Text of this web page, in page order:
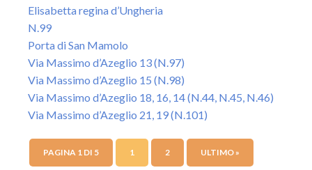
Elisabetta regina d’Ungheria
N.99
Porta di San Mamolo
Via Massimo d’Azeglio 13 (N.97)
Via Massimo d’Azeglio 15 (N.98)
Via Massimo d’Azeglio 18, 16, 14 (N.44, N.45, N.46)
Via Massimo d’Azeglio 21, 19 (N.101)
PAGINA 1 DI 5 1 2 ULTIMO »